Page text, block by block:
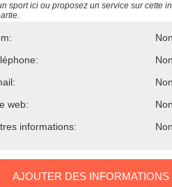
sport ici ou proposez un service sur cette
web:
informations:
AJOUTER DES